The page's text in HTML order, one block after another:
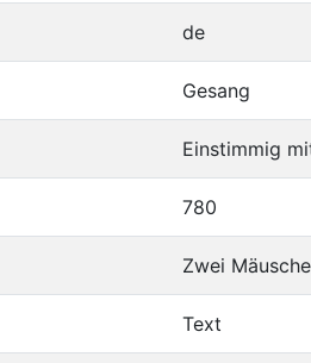
de
Gesang
Einstimmig
780
Zwei
Text